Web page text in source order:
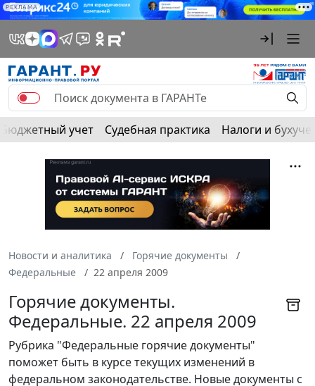
РЕКЛАМА
Бюджетный учет Судебная практика Налоги и
Новости и аналитика
Горячие документы
Федеральные
22 апреля 2009
Горячие документы.
Федеральные. 22 апреля 2009
Рубрика "Федеральные горячие документы"
поможет быть в курсе текущих изменений в
федеральном законодательстве. Новые документы с